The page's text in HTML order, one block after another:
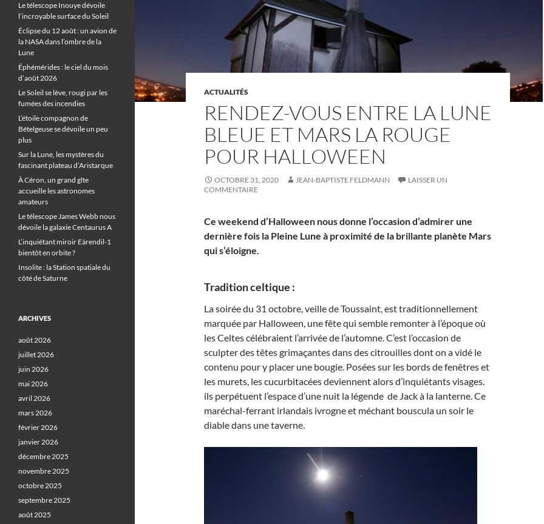
ACTUALITÉS
RENDEZ-VOUS ENTRE LA LUNE
BLEUE ET MARS LA ROUGE
POUR HALLOWEEN
OCTOBRE 31, 2020 JEAN-BAPTISTE FELDMANN
LAISSER UN
COMMENTAIRE
Ce weekend d’Halloween nous donne l’occasion d’admirer une
dernière fois la Pleine Lune à proximité de la brillante planète Mars
qui s’éloigne.
Tradition celtique :
La soirée du 31 octobre, veille de Toussaint, est traditionnellement
marquée par Halloween, une fête qui semble remonter à l’époque où
les Celtes célébraient l’arrivée de l’automne. C’est l’occasion de
sculpter des têtes grimaçantes dans des citrouilles dont on a vidé le
contenu pour y placer une bougie. Posées sur les bords de fenêtres et
les murets, les cucurbitacées deviennent alors d’inquiétants visages.
ils perpétuent l’espace d’une nuit la légende de Jack à la lanterne. Ce
maréchal-ferrant irlandais ivrogne et méchant bouscula un soir le
diable dans une taverne.
Le télescope Inouye dévoile
l’incroyable surface du Soleil
Éclipse du 12 août : un avion de
la NASA dans l’ombre de la
Lune
Éphémérides : le ciel du mois
d’août 2026
Le Soleil se lève, rougi par les
fumées des incendies
L’étoile compagnon de
Bételgeuse se dévoile un peu
plus
Sur la Lune, les mystères du
fascinant plateau d’Aristarque
À Céron, un grand gîte
accueille les astronomes
amateurs
Le télescope James Webb nous
dévoile la galaxie Centaurus A
L’inquiétant miroir Eärendil-1
bientôt en orbite ?
Insolite : la Station spatiale du
côté de Saturne
ARCHIVES
août 2026
juillet 2026
juin 2026
mai 2026
avril 2026
mars 2026
février 2026
janvier 2026
décembre 2025
novembre 2025
octobre 2025
septembre 2025
août 2025